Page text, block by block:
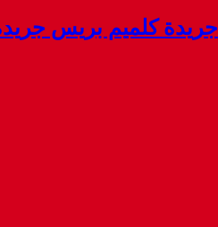
جريدة كلميم بريس